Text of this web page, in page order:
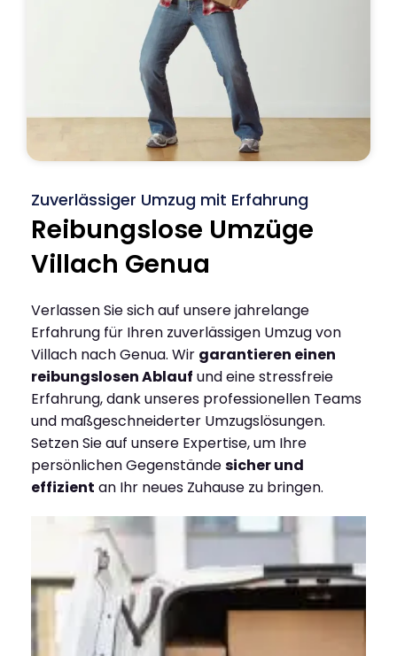
Zuverlässiger Umzug mit Erfahrung
Reibungslose Umzüge
Villach Genua
Verlassen Sie sich auf unsere jahrelange
Erfahrung für Ihren zuverlässigen Umzug von
Villach nach Genua. Wir garantieren einen
reibungslosen Ablauf und eine stressfreie
Erfahrung, dank unseres professionellen Teams
und maßgeschneiderter Umzugslösungen.
Setzen Sie auf unsere Expertise, um Ihre
persönlichen Gegenständesicher und
effizient an Ihr neues Zuhause zu bringen.